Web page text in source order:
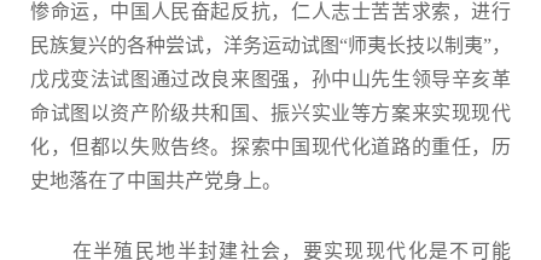
惨命运，中国人民奋起反抗，仁人志士苦苦求索，进行
民族复兴的各种尝试，洋务运动试图“师夷长技以制夷”，
戊戌变法试图通过改良来图强，孙中山先生领导辛亥革
命试图以资产阶级共和国、振兴实业等方案来实现现代
化，但都以失败告终。探索中国现代化道路的重任，历
史地落在了中国共产党身上。
在半殖民地半封建社会，要实现现代化是不可能